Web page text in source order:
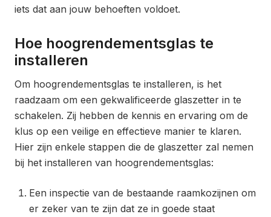
iets dat aan jouw behoeften voldoet.
Hoe hoogrendementsglas te
installeren
Om hoogrendementsglas te installeren, is het
raadzaam om een gekwalificeerde glaszetter in te
schakelen. Zij hebben de kennis en ervaring om de
klus op een veilige en effectieve manier te klaren.
Hier zijn enkele stappen die de glaszetter zal nemen
bij het installeren van hoogrendementsglas:
Een inspectie van de bestaande raamkozijnen om
er zeker van te zijn dat ze in goede staat